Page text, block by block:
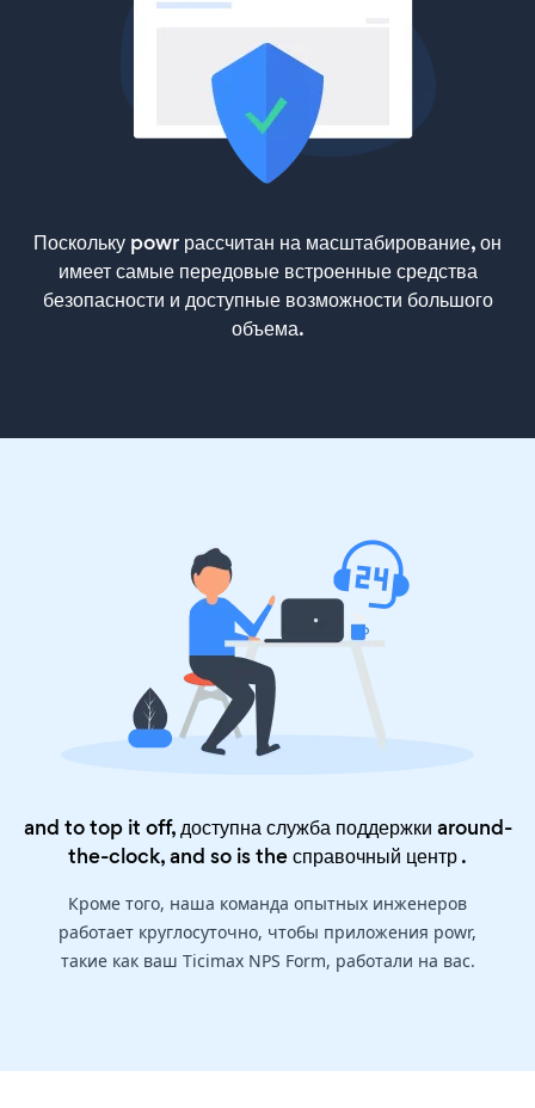
Поскольку powr рассчитан на масштабирование, он
имеет самые передовые встроенные средства
безопасности и доступные возможности большого
объема.
and to top it off, доступна служба поддержки around-
the-clock, and so is theсправочный центр.
Кроме того, наша команда опытных инженеров
работает круглосуточно, чтобы приложения powr,
такие как ваш Ticimax NPS Form, работали на вас.